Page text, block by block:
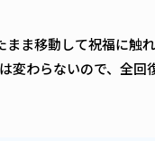
ま移動して祝福に触
変わらないので、全回